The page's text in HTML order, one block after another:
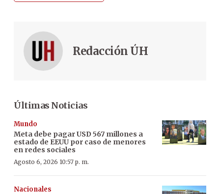
Redacción ÚH
Últimas Noticias
Mundo
Meta debe pagar USD 567 millones a
estado de EEUU por caso de menores
en redes sociales
Agosto 6, 2026 10:57 p. m.
Nacionales